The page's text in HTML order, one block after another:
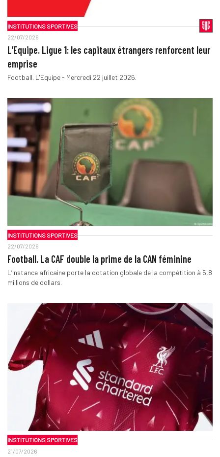
INSTITUTIONS SPORTIVES
22/07/2026
L’Equipe. Ligue 1: les capitaux étrangers renforcent leur
emprise
Football. L'Equipe - Mercredi 22 juillet 2026.
INSTITUTIONS SPORTIVES
22/07/2026
Football. La CAF double la prime de la CAN féminine
L’instance africaine porte la dotation globale de la compétition à 5,8
millions de dollars.
INSTITUTIONS SPORTIVES
21/07/2026